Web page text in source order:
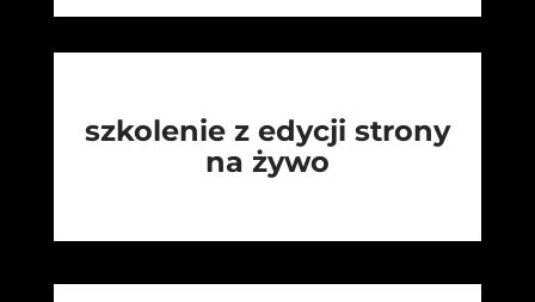
szkolenie z edycji strony
na żywo